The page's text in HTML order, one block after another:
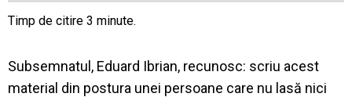
Subsemnatul, Eduard Ibrian, recunosc: scriu acest
material din postura unei persoane care nu lasă nici